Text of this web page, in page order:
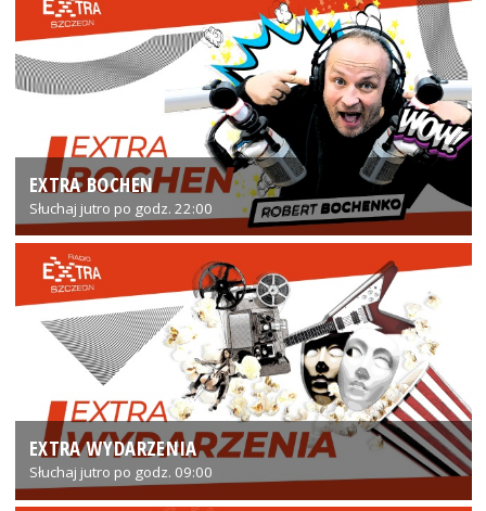
EXTRA BOCHEN
Słuchaj jutro po godz. 22:00
EXTRA WYDARZENIA
Słuchaj jutro po godz. 09:00